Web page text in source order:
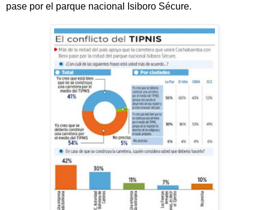
pase por el parque nacional Isiboro Sécure.